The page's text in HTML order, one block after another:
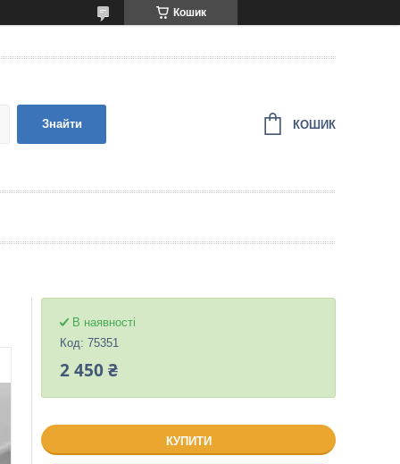
Кошик
Знайти КОШИК
В наявності
Код: 75351
2 450 ₴
КУПИТИ